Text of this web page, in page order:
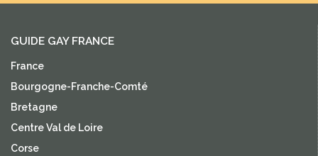
GUIDE GAY FRANCE
France
Bourgogne-Franche-Comté
Bretagne
Centre Val de Loire
Corse